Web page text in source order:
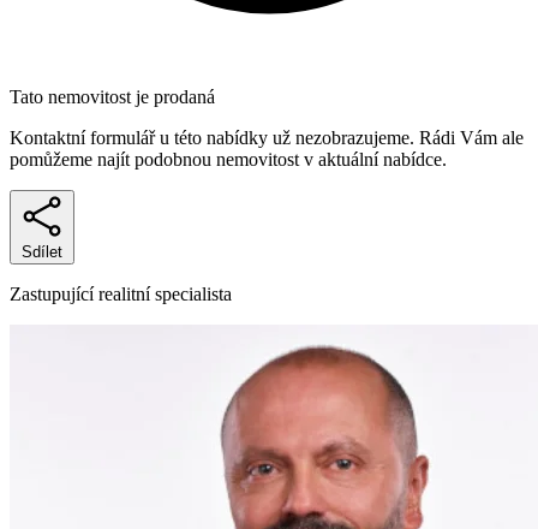
Tato nemovitost je prodaná
Kontaktní formulář u této nabídky už nezobrazujeme. Rádi Vám ale
pomůžeme najít podobnou nemovitost v aktuální nabídce.
Sdílet
Zastupující realitní specialista